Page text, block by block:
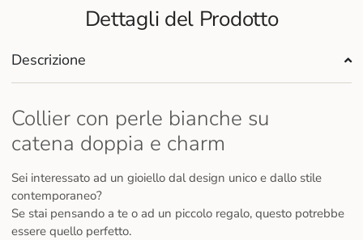
Dettagli del Prodotto
Descrizione
Collier con perle bianche su
catena doppia e charm
Sei interessato ad un gioiello dal design unico e dallo stile
contemporaneo?
Se stai pensando a te o ad un piccolo regalo, questo potrebbe
essere quello perfetto.